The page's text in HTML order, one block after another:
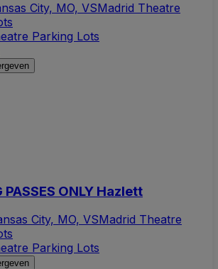
City, MO, VSMadrid Theatre
Parking Lots
PASSES ONLY Hazlett
City, MO, VSMadrid Theatre
Parking Lots